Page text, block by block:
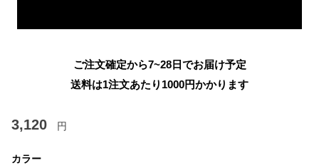
ご注文確定から7~28日でお届け予定
送料は1注文あたり 1000円かかります
3,120 円
カラー